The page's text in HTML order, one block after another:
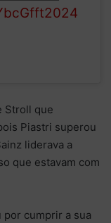
2024
Stroll que
Piastri superou
liderava a
que estavam com
cumprir a sua